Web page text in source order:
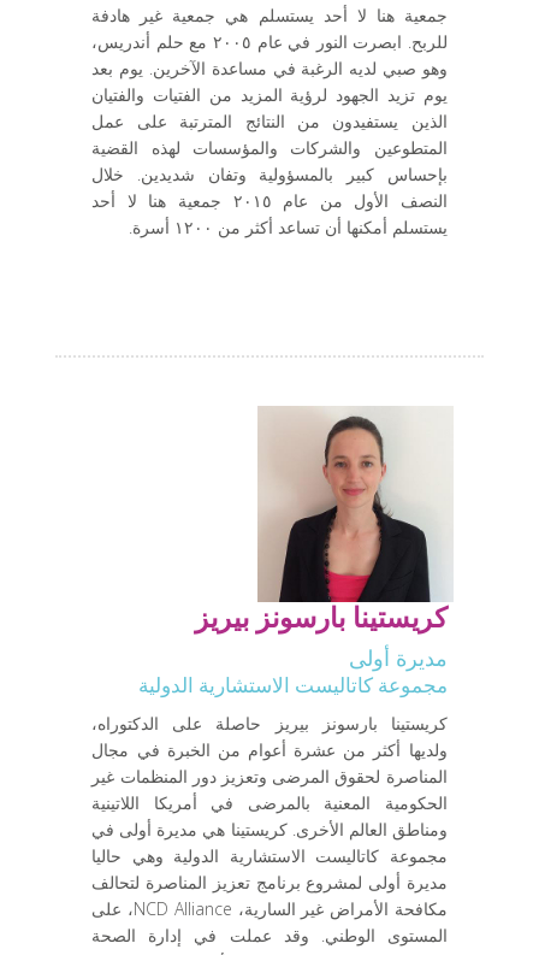
جمعية هنا لا أحد يستسلم هي جمعية غير هادفة
للربح. ابصرت النور في عام ٢٠٠٥ مع حلم أندريس،
وهو صبي لديه الرغبة في مساعدة الآخرين. يوم بعد
يوم تزيد الجهود لرؤية المزيد من الفتيات والفتيان
الذين يستفيدون من النتائج المترتبة على عمل
المتطوعين والشركات والمؤسسات لهذه القضية
بإحساس كبير بالمسؤولية وتفان شديدين. خلال
النصف الأول من عام ٢٠١٥ جمعية هنا لا أحد
يستسلم أمكنها أن تساعد أكثر من ١٢٠٠ أسرة.
كريستينا بارسونز بيريز
مديرة أولى
مجموعة كاتاليست الاستشارية الدولية
كريستينا بارسونز بيريز حاصلة على الدكتوراه،
ولديها أكثر من عشرة أعوام من الخبرة في مجال
المناصرة لحقوق المرضى وتعزيز دور المنظمات غير
الحكومية المعنية بالمرضى في أمريكا اللاتينية
ومناطق العالم الأخرى. كريستينا هي مديرة أولى في
مجموعة كاتاليست الاستشارية الدولية وهي حاليا
مديرة أولى لمشروع برنامج تعزيز المناصرة لتحالف
مكافحة الأمراض غير السارية، NCD Alliance، على
المستوى الوطني. وقد عملت في إدارة الصحة